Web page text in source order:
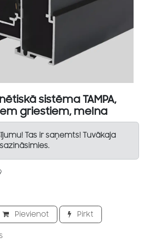
sistēma TAMPA,
griestiem, melna
Tas ir saņemts! Tuvākaja
Pievienot Pirkt